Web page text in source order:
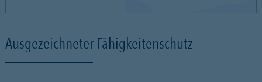
Ausgezeichneter Fähigkeitenschutz